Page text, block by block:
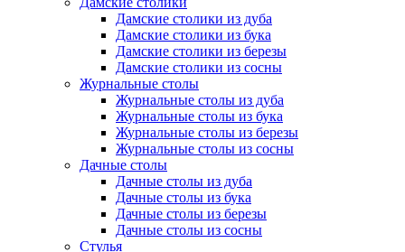
Дамские столики из дуба
Дамские столики из бука
Дамские столики из березы
Дамские столики из сосны
Журнальные столы
Журнальные столы из дуба
Журнальные столы из бука
Журнальные столы из березы
Журнальные столы из сосны
Дачные столы
Дачные столы из дуба
Дачные столы из бука
Дачные столы из березы
Дачные столы из сосны
Стулья